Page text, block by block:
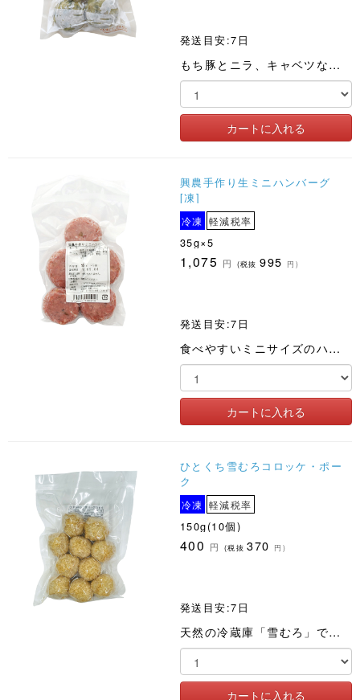
発送目安:7日
もち豚とニラ、キャベツなどの国産野菜がたっぷり入った餡を国産小麦の皮で包みました
興農手作り生ミニハンバーグ
[凍]
冷凍 軽減税率
35g×5
1,075 円 (税抜995 円)
発送目安:7日
食べやすいミニサイズのハンバーグ
ひとくち雪むろコロッケ・ポー
ク
冷凍 軽減税率
150g(10個)
400 円 (税抜370 円)
発送目安:7日
天然の冷蔵庫「雪むろ」で低温貯蔵、熟成させることで、甘みがまして滑らかな食感になった国産じゃが芋のコロッケ